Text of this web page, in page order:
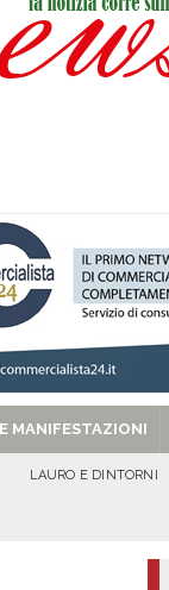
e preparare le prossime
Sabina EVIDENZA
MANIFESTAZIONI
LAURO E DINTORNI